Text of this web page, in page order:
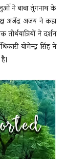
ने बाबा तुंगनाथ के
अजेंद्र अजय ने कहा
ने दर्शन
योगेन्द्र सिंह ने